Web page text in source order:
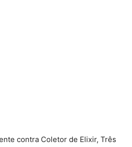
contra Coletor de Elixir, Três